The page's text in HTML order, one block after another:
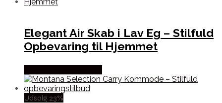
Elegant Air Skab i Lav Eg – Stilfuld
Opbevaring til Hjemmet
Udsalg 23%